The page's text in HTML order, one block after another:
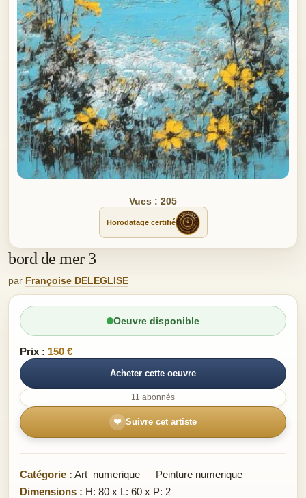
Vues : 205
Horodatage certifié
bord de mer 3
par Françoise DELEGLISE
Oeuvre disponible
Prix : 150 €
Acheter cette oeuvre
11 abonnés
❤ Suivre cet artiste
Catégorie : Art_numerique — Peinture numerique
Dimensions : H: 80 x L: 60 x P: 2